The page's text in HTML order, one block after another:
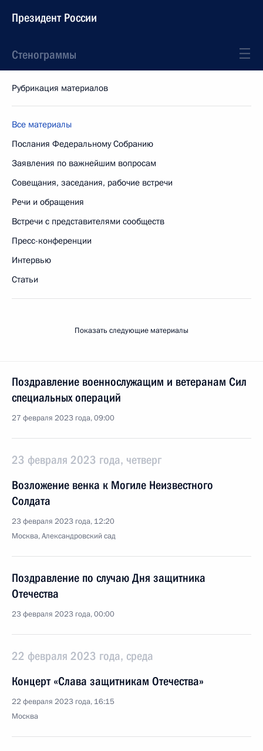
Президент России
Стенограммы
Рубрикация материалов
Все материалы
Послания Федеральному Собранию
Заявления по важнейшим вопросам
Совещания, заседания, рабочие встречи
Речи и обращения
Встречи с представителями сообществ
Пресс-конференции
Интервью
Статьи
Показать следующие материалы
Поздравление военнослужащим и ветеранам Сил
специальных операций
27 февраля 2023 года, 09:00
23 февраля 2023 года, четверг
Возложение венка к Могиле Неизвестного
Солдата
23 февраля 2023 года, 12:20
Москва, Александровский сад
Поздравление по случаю Дня защитника
Отечества
23 февраля 2023 года, 00:00
22 февраля 2023 года, среда
Концерт «Слава защитникам Отечества»
22 февраля 2023 года, 16:15
Москва